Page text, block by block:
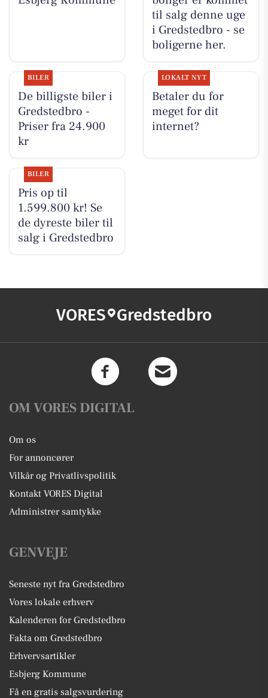
til salg denne uge
i Gredstedbro - se
boligerne her.
BILER
De billigste biler i
Gredstedbro -
Priser fra 24.900
kr
LOKALT NYT
Betaler du for
meget for dit
internet?
BILER
Pris op til
1.599.800 kr! Se
de dyreste biler til
salg i Gredstedbro
VORES Gredstedbro
OM VORES DIGITAL
Om os
For annoncører
Vilkår og Privatlivspolitik
Kontakt VORES Digital
Administrer samtykke
GENVEJE
Seneste nyt fra Gredstedbro
Vores lokale erhverv
Kalenderen for Gredstedbro
Fakta om Gredstedbro
Erhvervsartikler
Esbjerg Kommune
Få en gratis salgsvurdering